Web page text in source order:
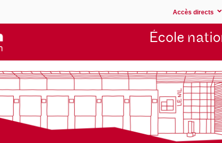
Accès directs
École